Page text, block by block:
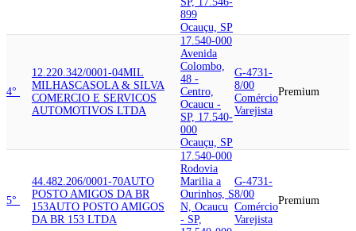
899
Ocauçu, SP
4°
12.220.342/0001-04MIL
MILHASCASOLA & SILVA
COMERCIO E SERVICOS
AUTOMOTIVOS LTDA
17.540-000
Avenida
Colombo,
48 -
Centro,
Ocaucu -
SP, 17.540-
000
Ocauçu, SP
G-4731-
8/00
Comércio
Varejista
Premium
5°
44.482.206/0001-70AUTO
POSTO AMIGOS DA BR
153AUTO POSTO AMIGOS
DA BR 153 LTDA
17.540-000
Rodovia
Marilia a
Ourinhos, S
N, Ocaucu
- SP,
G-4731-
8/00
Comércio
Varejista
Premium